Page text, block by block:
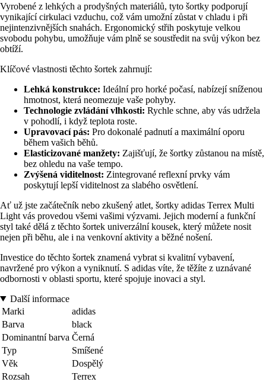
Vyrobené z lehkých a prodyšných materiálů, tyto šortky podporují
vynikající cirkulaci vzduchu, což vám umožní zůstat v chladu i při
nejintenzivnějších snahách. Ergonomický střih poskytuje velkou
svobodu pohybu, umožňuje vám plně se soustředit na svůj výkon bez
obtíží.
Klíčové vlastnosti těchto šortek zahrnují:
Lehká konstrukce: Ideální pro horké počasí, nabízejí sníženou
hmotnost, která neomezuje vaše pohyby.
Technologie zvládání vlhkosti: Rychle schne, aby vás udržela
v pohodlí, i když teplota roste.
Upravovací pás: Pro dokonalé padnutí a maximální oporu
během vašich běhů.
Elasticizované manžety: Zajišťují, že šortky zůstanou na místě,
bez ohledu na vaše tempo.
Zvýšená viditelnost: Zintegrované reflexní prvky vám
poskytují lepší viditelnost za slabého osvětlení.
Ať už jste začátečník nebo zkušený atlet, šortky adidas Terrex Multi
Light vás provedou všemi vašimi výzvami. Jejich moderní a funkční
styl také dělá z těchto šortek univerzální kousek, který můžete nosit
nejen při běhu, ale i na venkovní aktivity a běžné nošení.
Investice do těchto šortek znamená vybrat si kvalitní vybavení,
navržené pro výkon a vyniknutí. S adidas víte, že těžíte z uznávané
odbornosti v oblasti sportu, které spojuje inovaci a styl.
Další informace
Marki
adidas
Barva
black
Dominantní barva Černá
Typ
Smíšené
Věk
Dospělý
Rozsah
Terrex